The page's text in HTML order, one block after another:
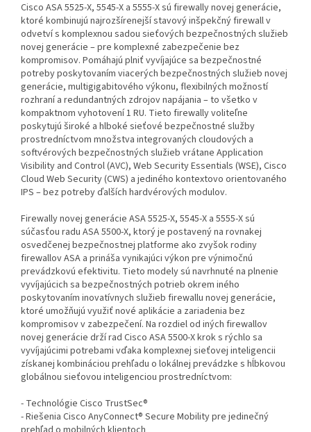
Cisco ASA 5525-X, 5545-X a 5555-X sú firewally novej generácie,
ktoré kombinujú najrozšírenejší stavový inšpekčný firewall v
odvetví s komplexnou sadou sieťových bezpečnostných služieb
novej generácie – pre komplexné zabezpečenie bez
kompromisov. Pomáhajú plniť vyvíjajúce sa bezpečnostné
potreby poskytovaním viacerých bezpečnostných služieb novej
generácie, multigigabitového výkonu, flexibilných možností
rozhraní a redundantných zdrojov napájania – to všetko v
kompaktnom vyhotovení 1 RU. Tieto firewally voliteľne
poskytujú široké a hlboké sieťové bezpečnostné služby
prostredníctvom množstva integrovaných cloudových a
softvérových bezpečnostných služieb vrátane Application
Visibility and Control (AVC), Web Security Essentials (WSE), Cisco
Cloud Web Security (CWS) a jediného kontextovo orientovaného
IPS – bez potreby ďalších hardvérových modulov.
Firewally novej generácie ASA 5525-X, 5545-X a 5555-X sú
súčasťou radu ASA 5500-X, ktorý je postavený na rovnakej
osvedčenej bezpečnostnej platforme ako zvyšok rodiny
firewallov ASA a prináša vynikajúci výkon pre výnimočnú
prevádzkovú efektivitu. Tieto modely sú navrhnuté na plnenie
vyvíjajúcich sa bezpečnostných potrieb okrem iného
poskytovaním inovatívnych služieb firewallu novej generácie,
ktoré umožňujú využiť nové aplikácie a zariadenia bez
kompromisov v zabezpečení. Na rozdiel od iných firewallov
novej generácie drží rad Cisco ASA 5500-X krok s rýchlo sa
vyvíjajúcimi potrebami vďaka komplexnej sieťovej inteligencii
získanej kombináciou prehľadu o lokálnej prevádzke s hĺbkovou
globálnou sieťovou inteligenciou prostredníctvom:
- Technológie Cisco TrustSec®
- Riešenia Cisco AnyConnect® Secure Mobility pre jedinečný